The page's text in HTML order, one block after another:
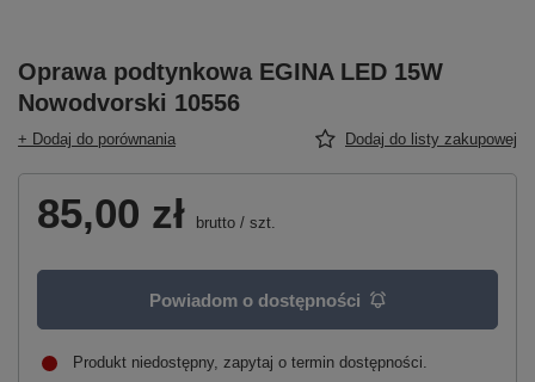
Oprawa podtynkowa EGINA LED 15W
Nowodvorski 10556
+ Dodaj do porównania Dodaj do listy zakupowej
85,00 zł brutto / szt.
Powiadom o dostępności
Produkt niedostępny, zapytaj o termin dostępności